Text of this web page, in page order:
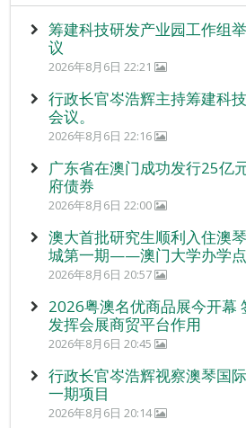
筹建科技研发产业园工作组
议
2026年8月6日 22:21
行政长官岑浩辉主持筹建科
会议。
2026年8月6日 22:16
广东省在澳门成功发行25亿
府债券
2026年8月6日 22:00
澳大首批研究生顺利入住澳
城第一期——澳门大学办学点
2026年8月6日 20:57
2026粤澳名优商品展今开幕
发挥会展商贸平台作用
2026年8月6日 20:45
行政长官岑浩辉视察澳琴国
一期项目
2026年8月6日 20:14